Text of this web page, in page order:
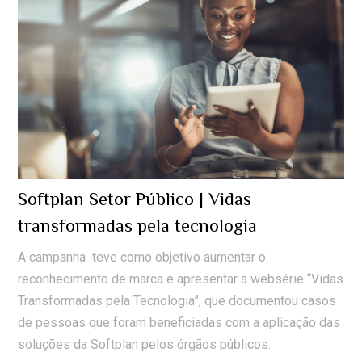
Softplan Setor Público | Vidas
transformadas pela tecnologia
A campanha teve como objetivo aumentar o
reconhecimento de marca e apresentar a websérie “Vidas
Transformadas pela Tecnologia”, que documentou casos
de pessoas que foram beneficiadas com a aplicação das
soluções da Softplan pelos órgãos públicos.